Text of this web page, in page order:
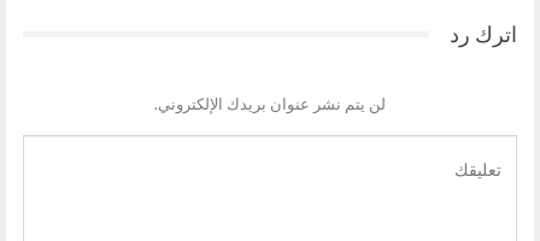
اترك رد
لن يتم نشر عنوان بريدك الإلكتروني.